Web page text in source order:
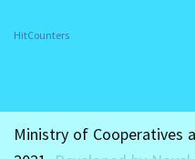
HitCounters
Ministry of Cooperatives